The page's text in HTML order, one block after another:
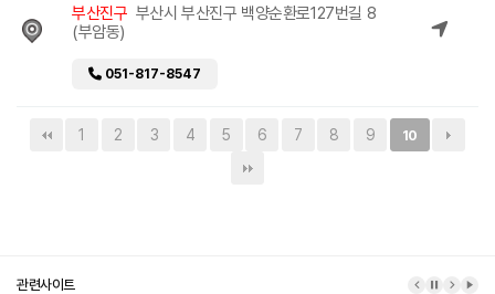
부산진구 부산시 부산진구 백양순환로127번길 8
(부암동)
051-817-8547
1 2 3 4 5 6 7 8 9 10
관련사이트